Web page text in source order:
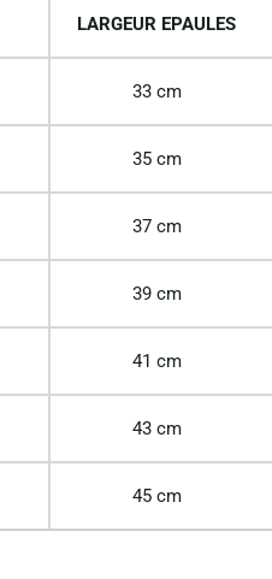
LARGEUR EPAULES
33 cm
35 cm
37 cm
39 cm
41 cm
43 cm
45 cm